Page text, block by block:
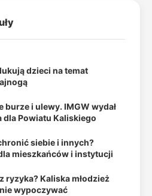
dzieci na temat
burze i ulewy. IMGW wydał
Powiatu Kaliskiego
siebie i innych?
mieszkańców i instytucji
ryzyka? Kaliska młodzież
wypoczywać